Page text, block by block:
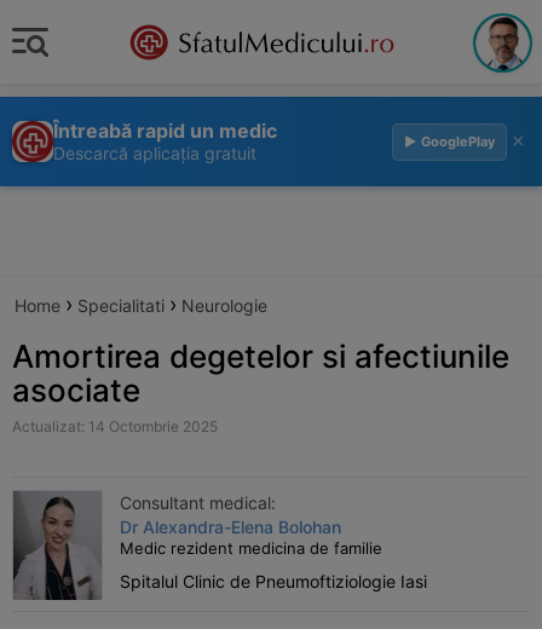
Întreabă rapid un medic
Descarcă aplicația gratuit
▶ GooglePlay ×
Home › Specialitati › Neurologie
Amortirea degetelor si afectiunile
asociate
Actualizat: 14 Octombrie 2025
Consultant medical:
Dr Alexandra-Elena Bolohan
Medic rezident medicina de familie
Spitalul Clinic de Pneumoftiziologie Iasi